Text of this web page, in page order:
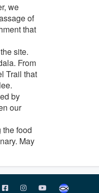
we
of
that
site.
From
Trail that
by
our
food
May